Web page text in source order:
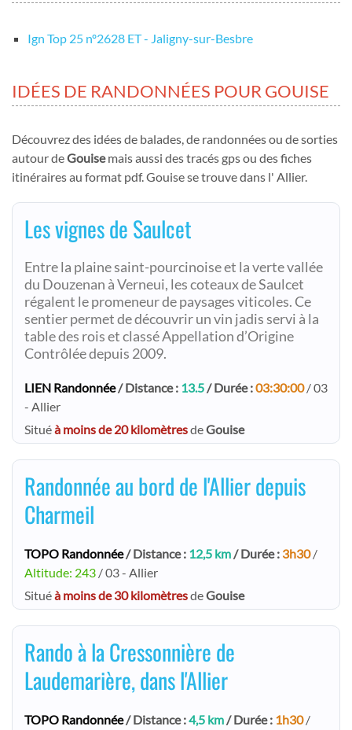
Ign Top 25 nº2628 ET - Jaligny-sur-Besbre
IDÉES DE RANDONNÉES POUR GOUISE
Découvrez des idées de balades, de randonnées ou de sorties
autour deGouisemais aussi des tracés gps ou des fiches
itinéraires au format pdf. Gouise se trouve dans l' Allier.
Les vignes de Saulcet
Entre la plaine saint-pourcinoise et la verte vallée
du Douzenan à Verneui, les coteaux de Saulcet
régalent le promeneur de paysages viticoles. Ce
sentier permet de découvrir un vin jadis servi à la
table des rois et classé Appellation d’Origine
Contrôlée depuis 2009.
LIEN Randonnée/ Distance : 13.5/ Durée :03:30:00/ 03
- Allier
Situéà moins de 20 kilomètresdeGouise
Randonnée au bord de l'Allier depuis
Charmeil
TOPO Randonnée/ Distance : 12,5 km/ Durée : 3h30/
Altitude: 243 / 03 - Allier
Situéà moins de 30 kilomètresdeGouise
Rando à la Cressonnière de
Laudemarière, dans l'Allier
TOPO Randonnée/ Distance :4,5 km/ Durée : 1h30/